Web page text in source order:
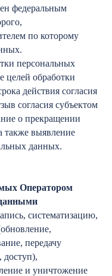
федеральным
по которому
персональных
целей обработки
действия согласия
согласия субъектом
о прекращении
также выявление
данных.
Оператором
систематизацию,
передачу
доступ),
и уничтожение